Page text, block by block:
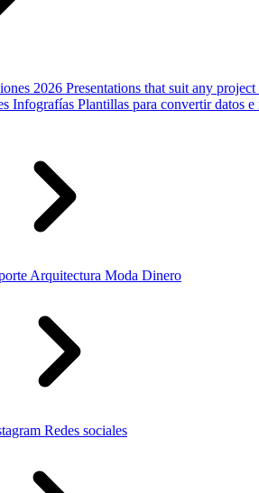
2026 Presentations that suit any project
Infografías Plantillas para convertir datos
Arquitectura Moda Dinero
Redes sociales